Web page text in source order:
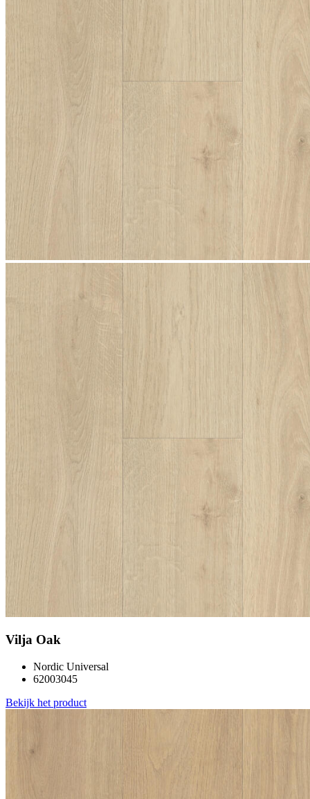
Vilja Oak
Nordic Universal
62003045
Bekijk het product